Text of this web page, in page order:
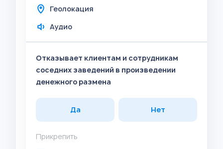
Геолокация
Аудио
Отказывает клиентам и сотрудникам
соседних заведений в произведении
денежного размена
Да Нет
Прикрепить